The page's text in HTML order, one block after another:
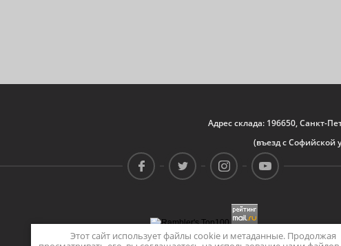
Адрес склада: 196650, Санкт-
(въезд с Софийской
Этот сайт использует файлы cookie и метаданные. Продолжая